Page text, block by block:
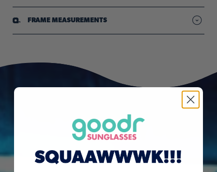
Uniform lens tint for bright light conditions
FRAME MEASUREMENTS
goodr sunglasses have metal screws that can potentially expose
you to nickel. Nickel is known to the State of California to cause
cancer. For more information go towww.P65Warnings.ca.gov